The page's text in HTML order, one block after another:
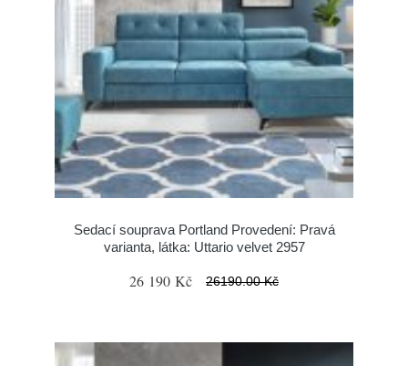
Sedací souprava Portland Provedení: Pravá
varianta, látka: Uttario velvet 2957
26 190 Kč 26190.00 Kč